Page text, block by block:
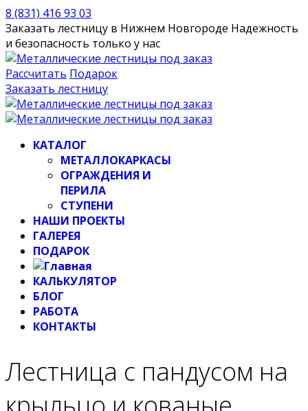
8 (831) 416 93 03
Заказать лестницу в Нижнем Новгороде Надежность
и безопасность только у нас
Рассчитать Подарок
Заказать лестницу
КАТАЛОГ
МЕТАЛЛОКАРКАСЫ
ОГРАЖДЕНИЯ И
ПЕРИЛА
СТУПЕНИ
НАШИ ПРОЕКТЫ
ГАЛЕРЕЯ
ПОДАРОК
КАЛЬКУЛЯТОР
БЛОГ
РАБОТА
КОНТАКТЫ
Лестница с пандусом на